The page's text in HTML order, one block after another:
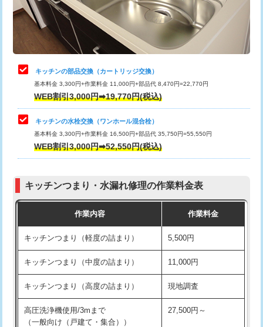
め込み）)
給水管工事※（土の掘削・埋め戻し作
11,000円
給水管工事※（塩ビ管（VP・HI）使
用/3ｍまで)
給水管工事※（塩ビ管（VP・HI）使
用（追加）/3ｍ超え)
給水管工事※（ライニング鋼管・銅
管・ポリ管・HT管使用/3ｍまで)
44,000円
管・ポリ管・HT管使用/3ｍ超え)
排水管工事（土の掘削・埋め戻し作
11,000円~
排水管工事（排水管工事/3ｍまで） 55,000円
排水管工事（追加 排水管工事/3ｍ超
+11,000円
マス交換（土の掘削・埋め戻し作業）
止水・漏水調査・防水処理・清掃・修
理・調整・分解・加工など（軽作業）
11,000円
止水・漏水調査・防水処理・清掃・修
理・調整・分解・加工など（中作業）
22,000円
止水・漏水調査・防水処理・清掃・修
理・調整・分解・加工など（重作業）
33,000円
お風呂タンク脱着
その他部品の脱着
式・ワンホール）)
交換・取付(排水栓・排水トラップ
22,000円+材料費
キッチンの部品交換（カートリッジ交換）
基本料金 3,300円+作業料金 11,000円+部品代 8,470円=22,770円
WEB割引3,000円➡19,770円(税込)
キッチンの水栓交換（ワンホール混合栓）
基本料金 3,300円+作業料金 16,500円+部品代 35,750円=55,550円
WEB割引3,000円➡52,550円(税込)
キッチンつまり・水漏れ修理の作業料金表
作業内容 作業料金
キッチンつまり（軽度の詰まり） 5,500円
キッチンつまり（中度の詰まり） 11,000円
キッチンつまり（高度の詰まり） 現地調査
高圧洗浄機使用/3mまで
（一般向け（戸建て・集合））
27,500円～